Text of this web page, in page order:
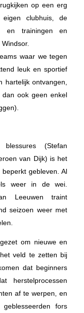
op een erg
clubhuis, de
en trainingen en
waar we tegen
leuk en sportief
ontvangen,
ook geen enkel
(Stefan
van Dijk) is het
gebleven. Al
weer in de wei.
Leeuwen traint
seizoen weer met
om nieuwe en
veld te zetten bij
dat beginners
herstelprocessen
af te werpen, en
fors